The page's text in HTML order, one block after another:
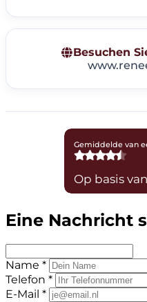
Besuchen
Eine Nachricht
Name *
Telefon *
E-Mail *